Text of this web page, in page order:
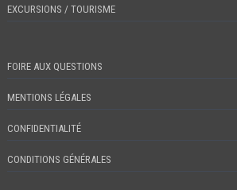
EXCURSIONS / TOURISME
FOIRE AUX QUESTIONS
MENTIONS LÉGALES
CONFIDENTIALITÉ
CONDITIONS GÉNÉRALES